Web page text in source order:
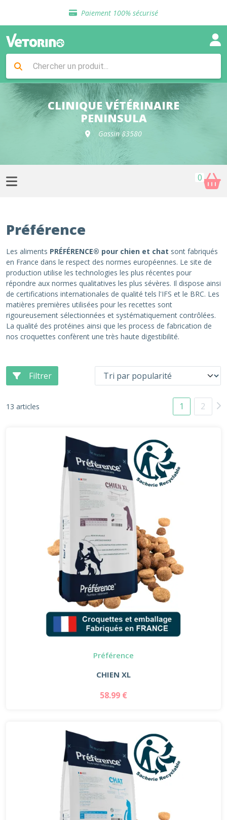
Paiement 100% sécurisé
Livraison gratuite en clinique vétérinaire
Sélection de croquettes vétérinaire
Livraison gratuite en clinique vétérinaire
Retour gratuit en clinique
Sélection de croquettes vétérinaire
CLINIQUE VÉTÉRINAIRE
PENINSULA
Gassin 83580
0
Préférence
Les aliments PRÉFÉRENCE® pour chien et chat sont fabriqués
en France dans le respect des normes européennes. Le site de
production utilise les technologies les plus récentes pour
répondre aux normes qualitatives les plus sévères. Il dispose ainsi
de certifications internationales de qualité tels l'IFS et le BRC. Les
matières premières utilisées pour les recettes sont
rigoureusement sélectionnées et systématiquement contrôlées.
La qualité des protéines ainsi que les process de fabrication de
nos croquettes confèrent une très haute digestibilité.
Filtrer
13 articles 1 2
Préférence
CHIEN XL
58.99 €